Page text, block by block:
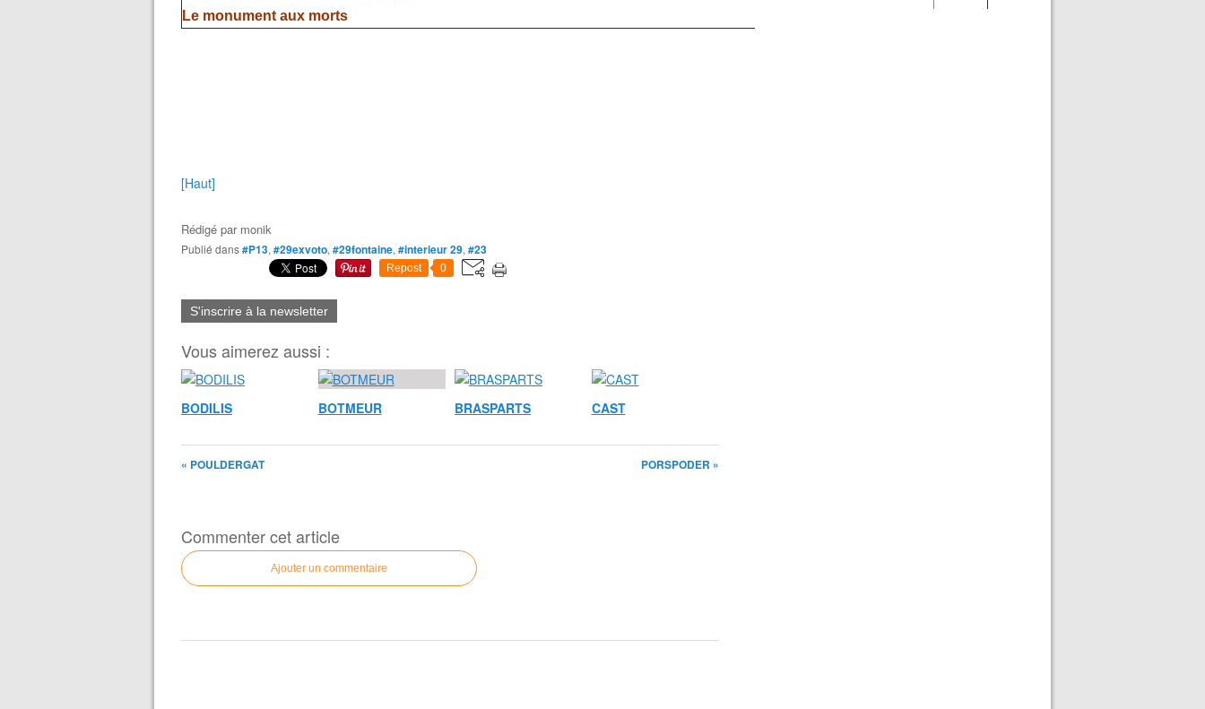
Le monument aux morts
[Haut]
Rédigé par monik
Publié dans#P13, #29exvoto, #29fontaine, #interieur 29, #23
Repost 0
S'inscrire à la newsletter
Vous aimerez aussi :
BODILIS BOTMEUR BRASPARTS CAST
« POULDERGAT PORSPODER »
Commenter cet article
Ajouter un commentaire